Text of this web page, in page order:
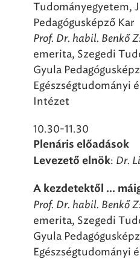
Tudományegyetem,
Pedagógusképző Kar
Prof. Dr. habil. Benkő
emerita, Szegedi
Gyula
Egészségtudományi
Intézet
10.30-11.30
Plenáris előadások
Levezető elnök: Dr.
A kezdetektől ...
Prof. Dr. habil. Benkő
emerita, Szegedi
Gyula
Egészségtudományi